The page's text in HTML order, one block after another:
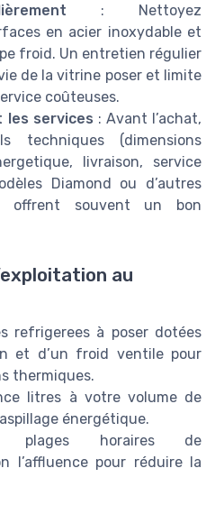
: Nettoyez
en acier inoxydable et
froid. Un entretien régulier
de la vitrine poser et limite
coûteuses.
les services : Avant l’achat,
techniques (dimensions
livraison, service
Diamond ou d’autres
offrent souvent un bon
au
refrigerees à poser dotées
et d’un froid ventile pour
thermiques.
litres à votre volume de
énergétique.
plages horaires de
l’affluence pour réduire la